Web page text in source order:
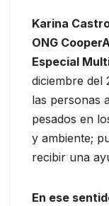
Karina
ONG
Especial
diciembre del
las personas
pesados en
y ambiente;
recibir una
En ese